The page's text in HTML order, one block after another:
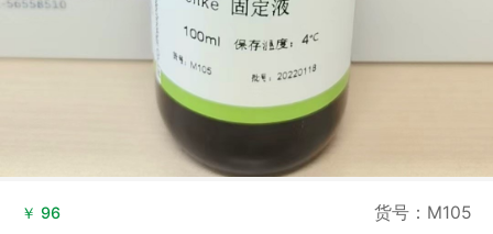
￥ 96 货号：M105